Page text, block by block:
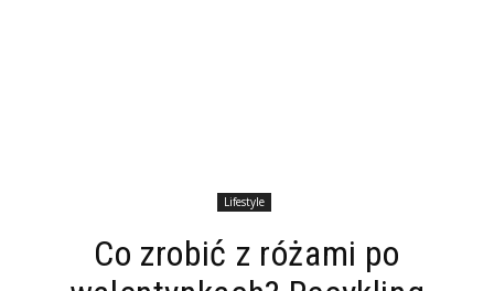
Lifestyle
Co zrobić z różami po